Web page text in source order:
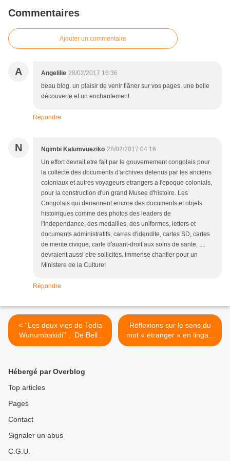
Commentaires
Ajouter un commentaire
A Angelilie 28/02/2017 16:36
beau blog. un plaisir de venir flâner sur vos pages. une belle
découverte et un enchantement.
Répondre
N Ngimbi Kalumvueziko 28/02/2017 04:16
Un effort devrait etre fait par le gouvernement congolais pour
la collecte des documents d'archives detenus par les anciens
coloniaux et autres voyageurs etrangers a l'epoque colonials,
pour la construction d'un grand Musee d'histoire. Les
Congolais qui deriennent encore des documents et objets
histoiriques comme des photos des leaders de
l'Independance, des medailles, des uniformes, letters et
documents administratifs, carres d'idendite, cartes SD, cartes
de merite civique, carte d'auant-droit aux soins de sante, ....
devraient aussi etre sollicites. Immense chantier pour un
Ministere de la Culture!
Répondre
< ‘’Les deux vies de Tedia
Wunumbakidi’’ , De Bella
Bella à Musiki
Réflexions sur le sens du
mot « étranger » en lingala
>
Hébergé par Overblog
Top articles
Pages
Contact
Signaler un abus
C.G.U.